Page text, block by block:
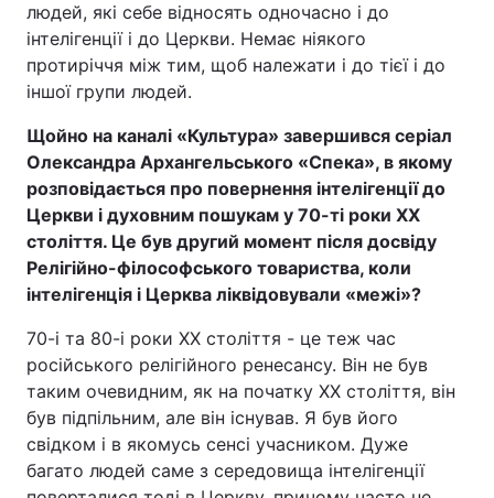
людей, які себе відносять одночасно і до
інтелігенції і до Церкви. Немає ніякого
протиріччя між тим, щоб належати і до тієї і до
іншої групи людей.
Щойно на каналі «Культура» завершився серіал
Олександра Архангельського «Спека», в якому
розповідається про повернення інтелігенції до
Церкви і духовним пошукам у 70-ті роки ХХ
століття. Це був другий момент після досвіду
Релігійно-філософського товариства, коли
інтелігенція і Церква ліквідовували «межі»?
70-і та 80-і роки ХХ століття - це теж час
російського релігійного ренесансу. Він не був
таким очевидним, як на початку ХХ століття, він
був підпільним, але він існував. Я був його
свідком і в якомусь сенсі учасником. Дуже
багато людей саме з середовища інтелігенції